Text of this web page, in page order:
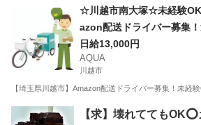
その他
☆川越市南大塚☆未経験
azon配送ドライバー募集
ル可
日給13,000円
AQUA
川越市
【埼玉県川越市】Amazon配送ドライバー募集！未
埼玉 川越市 ドライバー Amazon
【求】壊れてても